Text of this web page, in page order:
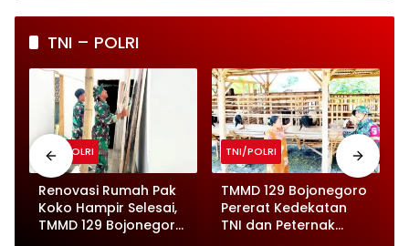
TNI – POLRI
TNI/POLRI
Renovasi Rumah Pak
Koko Hampir Selesai,
TMMD 129 Bojonegoro
TNI/POLRI
TMMD 129 Bojonegoro
Pererat Kedekatan
TNI dan Peternak